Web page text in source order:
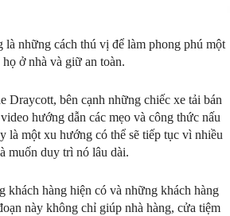
là những cách thú vị để làm phong phú một
ở nhà và giữ an toàn.
Draycott, bên cạnh những chiếc xe tải bán
hướng dẫn các mẹo và công thức nấu
là một xu hướng có thể sẽ tiếp tục vì nhiều
muốn duy trì nó lâu dài.
khách hàng hiện có và những khách hàng
này không chỉ giúp nhà hàng, cửa tiệm